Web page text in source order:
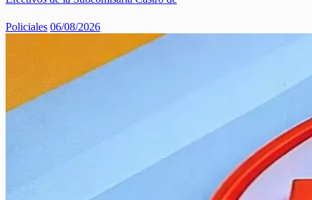
Policiales 06/08/2026